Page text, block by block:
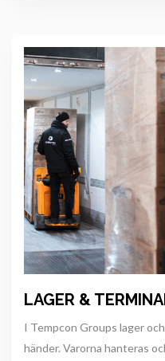
LAGER &
I Tempcon Groups lager
händer. Varorna hanteras